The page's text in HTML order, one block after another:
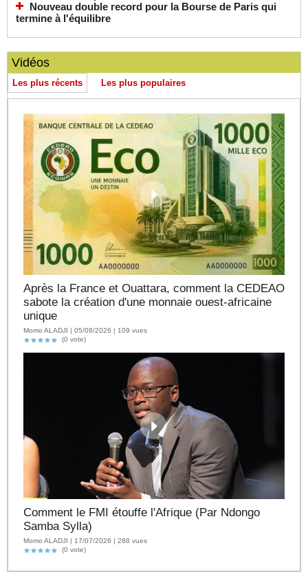
Nouveau double record pour la Bourse de Paris qui
termine à l'équilibre
Vidéos
Les plus récents Les plus populaires
Après la France et Ouattara, comment la CEDEAO
sabote la création d'une monnaie ouest-africaine
unique
Momo ALADJI | 05/08/2026 | 109 vues
(0 vote)
Comment le FMI étouffe l'Afrique (Par Ndongo
Samba Sylla)
Momo ALADJI | 17/07/2026 | 288 vues
(0 vote)